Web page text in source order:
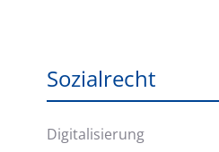
Sozialrecht
Digitalisierung